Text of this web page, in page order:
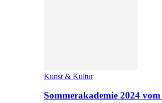
Kunst & Kultur
Sommerakademie 2024